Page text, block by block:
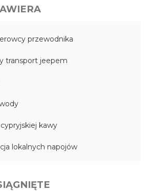
przewodnika
transport jeepem
kawy
lokalnych napojów